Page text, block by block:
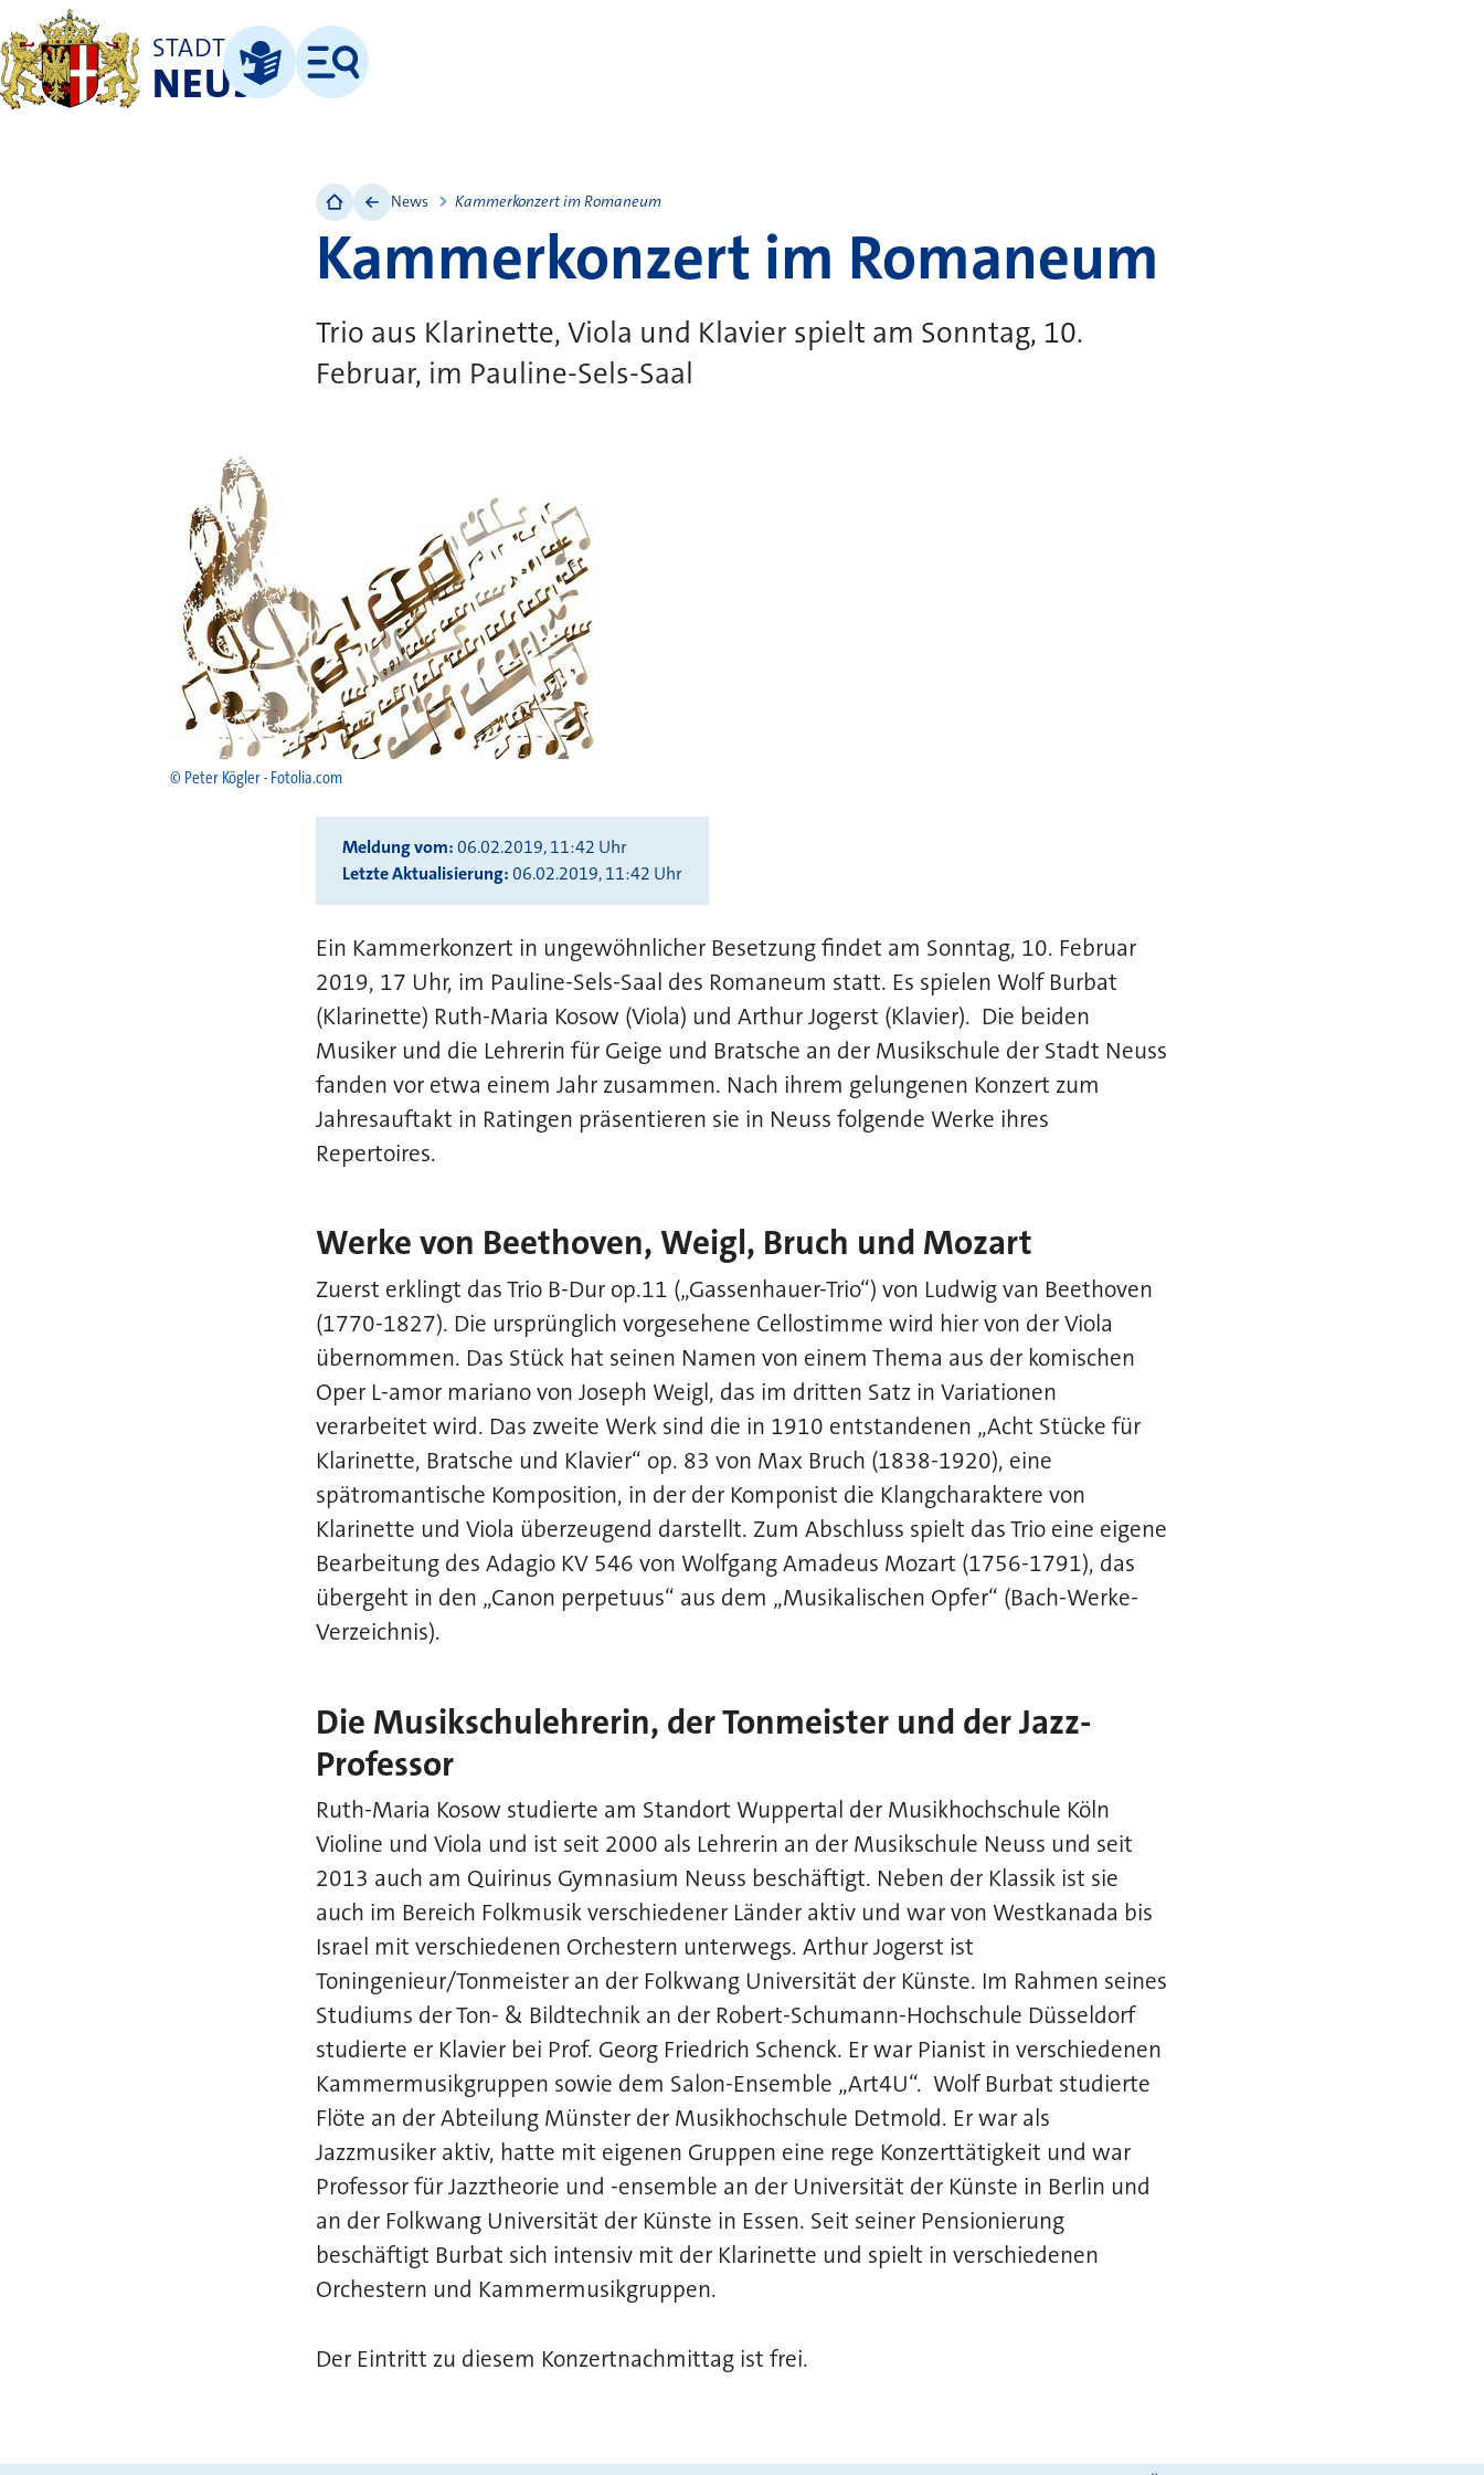
STADT
NEUSSLeichte Sprache
Menü
© Peter Kögler - Fotolia.com
News Kammerkonzert im Romaneum
Kammerkonzert im Romaneum
Trio aus Klarinette, Viola und Klavier spielt am Sonntag, 10.
Februar, im Pauline-Sels-Saal
Meldung vom 06.02.2019, 11:42 Uhr
Letzte Aktualisierung 06.02.2019, 11:42 Uhr
Ein Kammerkonzert in ungewöhnlicher Besetzung findet am Sonntag, 10. Februar
2019, 17 Uhr, im Pauline-Sels-Saal des Romaneum statt. Es spielen Wolf Burbat
(Klarinette) Ruth-Maria Kosow (Viola) und Arthur Jogerst (Klavier). Die beiden
Musiker und die Lehrerin für Geige und Bratsche an der Musikschule der Stadt Neuss
fanden vor etwa einem Jahr zusammen. Nach ihrem gelungenen Konzert zum
Jahresauftakt in Ratingen präsentieren sie in Neuss folgende Werke ihres
Repertoires.
Werke von Beethoven, Weigl, Bruch und Mozart
Zuerst erklingt das Trio B-Dur op.11 („Gassenhauer-Trio“) von Ludwig van Beethoven
(1770-1827). Die ursprünglich vorgesehene Cellostimme wird hier von der Viola
übernommen. Das Stück hat seinen Namen von einem Thema aus der komischen
Oper L-amor mariano von Joseph Weigl, das im dritten Satz in Variationen
verarbeitet wird. Das zweite Werk sind die in 1910 entstandenen „Acht Stücke für
Klarinette, Bratsche und Klavier“ op. 83 von Max Bruch (1838-1920), eine
spätromantische Komposition, in der der Komponist die Klangcharaktere von
Klarinette und Viola überzeugend darstellt. Zum Abschluss spielt das Trio eine eigene
Bearbeitung des Adagio KV 546 von Wolfgang Amadeus Mozart (1756-1791), das
übergeht in den „Canon perpetuus“ aus dem „Musikalischen Opfer“ (Bach-Werke-
Verzeichnis).
Die Musikschulehrerin, der Tonmeister und der Jazz-
Professor
Ruth-Maria Kosow studierte am Standort Wuppertal der Musikhochschule Köln
Violine und Viola und ist seit 2000 als Lehrerin an der Musikschule Neuss und seit
2013 auch am Quirinus Gymnasium Neuss beschäftigt. Neben der Klassik ist sie
auch im Bereich Folkmusik verschiedener Länder aktiv und war von Westkanada bis
Israel mit verschiedenen Orchestern unterwegs. Arthur Jogerst ist
Toningenieur/Tonmeister an der Folkwang Universität der Künste. Im Rahmen seines
Studiums der Ton- & Bildtechnik an der Robert-Schumann-Hochschule Düsseldorf
studierte er Klavier bei Prof. Georg Friedrich Schenck. Er war Pianist in verschiedenen
Kammermusikgruppen sowie dem Salon-Ensemble „Art4U“. Wolf Burbat studierte
Flöte an der Abteilung Münster der Musikhochschule Detmold. Er war als
Jazzmusiker aktiv, hatte mit eigenen Gruppen eine rege Konzerttätigkeit und war
Professor für Jazztheorie und -ensemble an der Universität der Künste in Berlin und
an der Folkwang Universität der Künste in Essen. Seit seiner Pensionierung
beschäftigt Burbat sich intensiv mit der Klarinette und spielt in verschiedenen
Orchestern und Kammermusikgruppen.
Der Eintritt zu diesem Konzertnachmittag ist frei.